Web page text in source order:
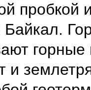
пробкой
Байкал.
и